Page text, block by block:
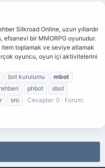
Silkroad Online, uzun yıllardır
efsanevi bir MMORPG oyunudur.
toplamak ve seviye atlamak
oyuncu, oyun içi aktivitelerini
bot kurulumu
mbot
phbot
sbot
sro Cevaplar: 0
Forum: